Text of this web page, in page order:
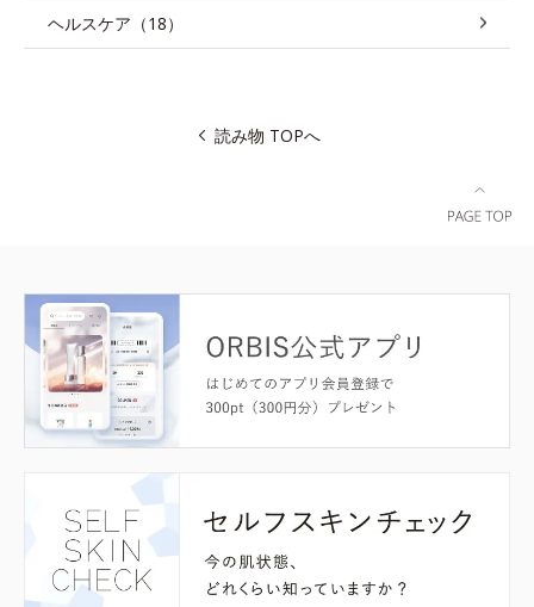
ヘルスケア（18）
読み物 TOPへ